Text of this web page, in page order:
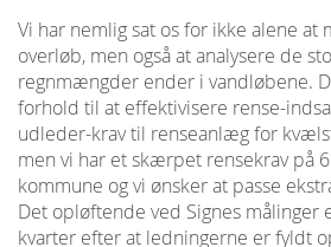
Vi har nemlig sat os for ikke alene at
overløb, men også at analysere de
regnmængder ender i vandløbene.
forhold til at effektivisere rense-
udleder-krav til renseanlæg for
men vi har et skærpet rensekrav på
kommune og vi ønsker at passe
Det opløftende ved Signes målinger
kvarter efter at ledningerne er fyldt